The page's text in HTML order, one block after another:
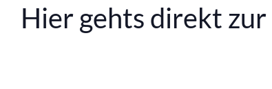
Hier gehts direkt zur